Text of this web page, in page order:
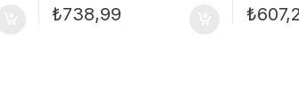
₺738,99 ₺